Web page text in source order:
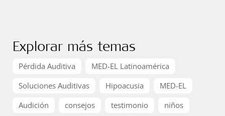
Explorar más temas
Pérdida Auditiva
MED-EL Latinoamérica
Soluciones Auditivas
Hipoacusia
MED-EL
Audición
consejos testimonio
niños